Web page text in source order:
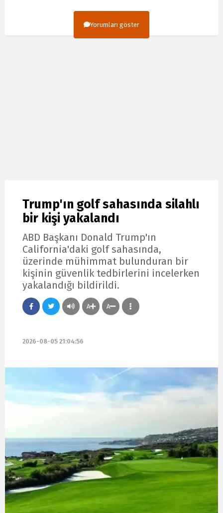
Yorumları göster
Trump'ın golf sahasında silahlı
bir kişi yakalandı
ABD Başkanı Donald Trump'ın
California'daki golf sahasında,
üzerinde mühimmat bulunduran bir
kişinin güvenlik tedbirlerini incelerken
yakalandığı bildirildi.
A A
2026-08-05 21:04:56